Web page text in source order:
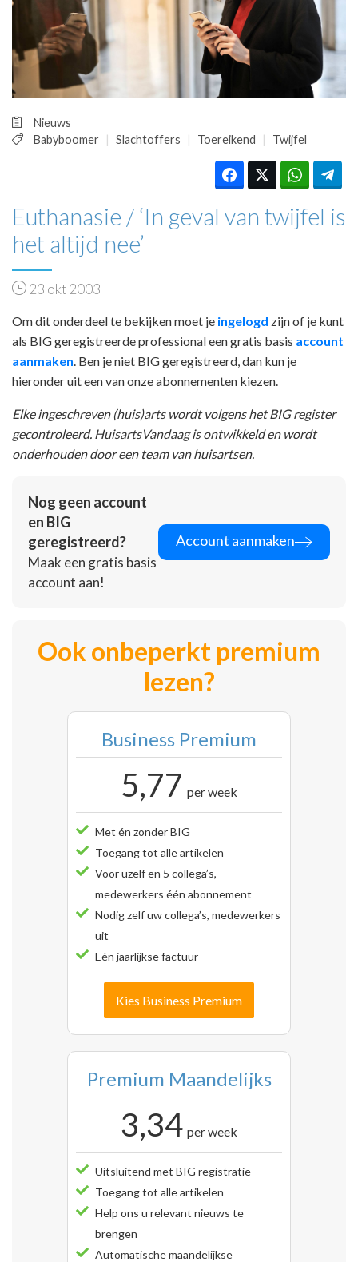
PRAKTIJKZAKEN
TARIEVEN
VPHUISARTSEN
MEDISCHE VAKHANDEL
REGISTRATIE
Nieuws
Babyboomer
Slachtoffers Toereikend Twijfel
Euthanasie / ‘In geval van twijfel is
het altijd nee’
23 okt 2003
Om dit onderdeel te bekijken moet je ingelogd zijn of je kunt
als BIG geregistreerde professional een gratis basis account
aanmaken . Ben je niet BIG geregistreerd, dan kun je
hieronder uit een van onze abonnementen kiezen.
Elke ingeschreven (huis)arts wordt volgens het BIG register
gecontroleerd. HuisartsVandaag is ontwikkeld en wordt
onderhouden door een team van huisartsen.
Nog geen account
en BIG
geregistreerd?
Maak een gratis basis
account aan!
Account aanmaken
Ook onbeperkt premium
lezen?
Business Premium
5,77 per week
Met én zonder BIG
Toegang tot alle artikelen
Voor uzelf en 5 collega’s,
medewerkers één abonnement
Nodig zelf uw collega’s, medewerkers
uit
Eén jaarlijkse factuur
Kies Business Premium
Premium Maandelijks
3,34 per week
Uitsluitend met BIG registratie
Toegang tot alle artikelen
Help ons u relevant nieuws te
brengen
Automatische maandelijkse